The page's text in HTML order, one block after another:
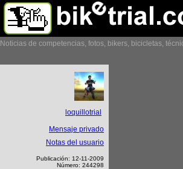
Noticias de competencias, fotos, bikers, bicicletas,
loquillotrial
Mensaje privado
Notas del usuario
Publicación: 12-11-2009
Número: 244298